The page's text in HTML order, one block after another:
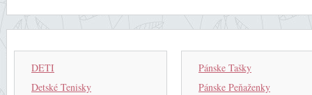
DETI
Detské Tenisky
Pánske Tašky
Pánske Peňaženky